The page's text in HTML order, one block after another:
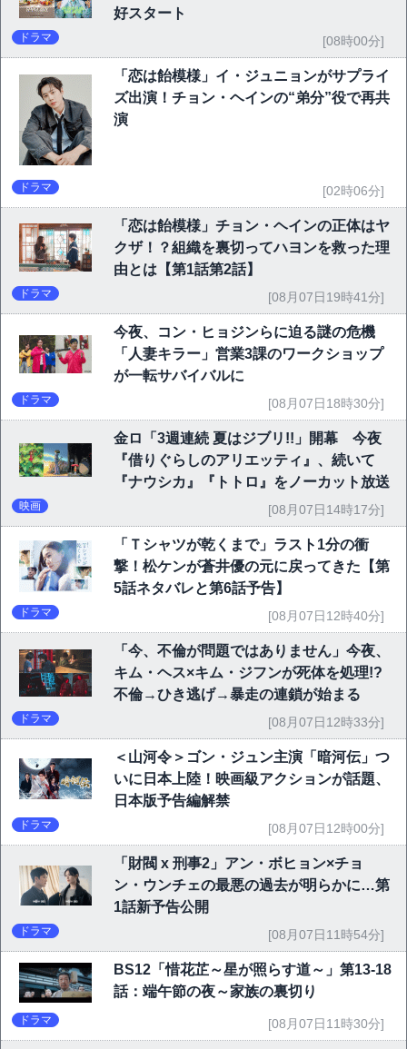
好スタート
ドラマ [08時00分]
「恋は飴模様」イ・ジュニョンがサプライ
ズ出演！チョン・ヘインの“弟分”役で再共
演
ドラマ [02時06分]
「恋は飴模様」チョン・ヘインの正体はヤ
クザ！？組織を裏切ってハヨンを救った理
由とは【第1話第2話】
ドラマ [08月07日19時41分]
今夜、コン・ヒョジンらに迫る謎の危機
「人妻キラー」営業3課のワークショップ
が一転サバイバルに
ドラマ [08月07日18時30分]
金ロ「3週連続 夏はジブリ!!」開幕 今夜
『借りぐらしのアリエッティ』、続いて
『ナウシカ』『トトロ』をノーカット放送
映画 [08月07日14時17分]
「Ｔシャツが乾くまで」ラスト1分の衝
撃！松ケンが蒼井優の元に戻ってきた【第
5話ネタバレと第6話予告】
ドラマ [08月07日12時40分]
「今、不倫が問題ではありません」今夜、
キム・ヘス×キム・ジフンが死体を処理!?
不倫→ひき逃げ→暴走の連鎖が始まる
ドラマ [08月07日12時33分]
＜山河令＞ゴン・ジュン主演「暗河伝」つ
いに日本上陸！映画級アクションが話題、
日本版予告編解禁
ドラマ [08月07日12時00分]
「財閥 x 刑事2」アン・ボヒョン×チョ
ン・ウンチェの最悪の過去が明らかに…第
1話新予告公開
ドラマ [08月07日11時54分]
BS12「惜花芷～星が照らす道～」第13-18
話：端午節の夜～家族の裏切り
ドラマ [08月07日11時30分]